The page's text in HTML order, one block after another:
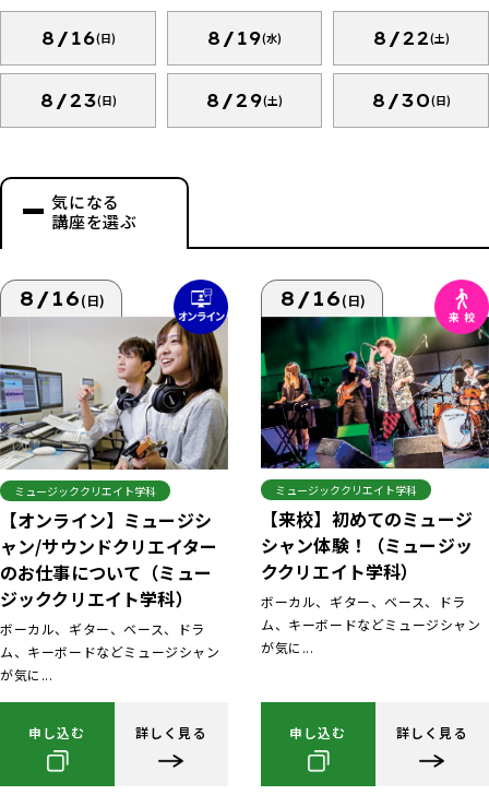
8/16(日) 8/19(水) 8/22(土)
8/23(日) 8/29(土) 8/30(日)
気になる
講座を選ぶ
8/16(日)
ミュージッククリエイト学科
【オンライン】ミュージシ
ャン/サウンドクリエイター
のお仕事について（ミュー
ジッククリエイト学科）
ボーカル、ギター、ベース、ドラ
ム、キーボードなどミュージシャン
が気に...
申し込む 詳しく見る
8/16(日)
ミュージッククリエイト学科
【来校】初めてのミュージ
シャン体験！（ミュージッ
ククリエイト学科）
ボーカル、ギター、ベース、ドラ
ム、キーボードなどミュージシャン
が気に...
申し込む 詳しく見る